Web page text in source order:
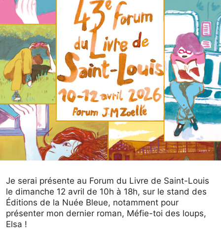
Je serai présente au Forum du Livre de Saint-Louis
le dimanche 12 avril de 10h à 18h, sur le stand des
Éditions de la Nuée Bleue, notamment pour
présenter mon dernier roman, Méfie-toi des loups,
Elsa !